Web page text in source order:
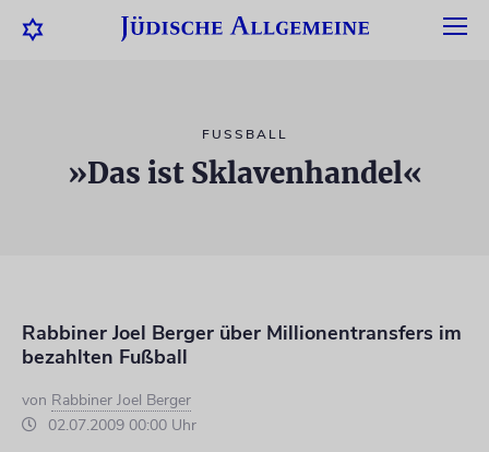
FUSSBALL
»Das ist Sklavenhandel«
Rabbiner Joel Berger über Millionentransfers im
bezahlten Fußball
von Rabbiner Joel Berger
02.07.2009 00:00 Uhr